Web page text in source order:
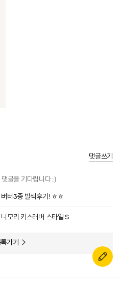
댓글쓰기
글을 기다립니다 :)
터3종 발색후기! ㅎㅎ
모리 키스러버 스타일 S
가기